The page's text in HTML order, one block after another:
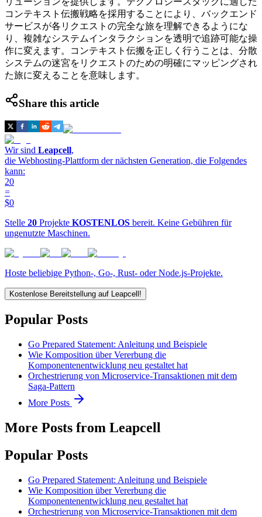
コンテキスト伝搬戦略を採用することにより、バックエンド
サービスが各リクエストの完全な旅を理解できるようにな
り、複雑なシステムインタラクションを透明で追跡可能な操
作に変えます。コンテキスト伝搬を正しく行うことは、分散
システムの迷宮をリクエストのための明確にマッピングされ
た旅に変えることを意味します。
Share this article
Wir sind Leapcell,
die Webhosting-Plattform der nächsten Generation, die Folgendes
kann:
20
=
$0
Stelle 20 Projekte KOSTENLOS bereit. Keine Gebühren für
ungenutzte Maschinen.
Hoste beliebige Python-, Go-, Rust- oder Node.js-Projekte.
Kostenlose Bereitstellung auf Leapcell!
Popular Posts
Go Prepared Statement: Anleitung und Beispiele
Wie Komposition über Vererbung die
Komponentenentwicklung neu gestaltet hat
Orchestrierung von Microservice-Transaktionen mit dem
Saga-Pattern
More Posts
More Posts from Leapcell
Popular Posts
Go Prepared Statement: Anleitung und Beispiele
Wie Komposition über Vererbung die
Komponentenentwicklung neu gestaltet hat
Orchestrierung von Microservice-Transaktionen mit dem